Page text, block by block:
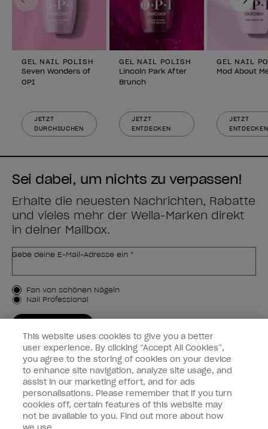
GEL NAIL POLISH
Seven Wonders of
OPI
JETZT
DURCHSUCHEN
GEL NAIL POLISH
Lincoln Park After
Brunch
JETZT
ENTDECKEN
GEL NAIL
Mod About
JETZT
ENTDECKEN
Sei dabei, um nichts zu verpassen!
Erhalte die neuesten Nachrichten, Rabatte
und vieles mehr der Wella-Marken direkt
in deiner Mailbox.
Gebe deine E-Mail-Adresse ein *
Kundenart
Fan von schönen Nägeln
Nail Professional
Kundeninformationen
Vernetzen
This website uses cookies to give you a better
user experience. By clicking “Accept All Cookies”,
you agree to the storing of cookies on your device
to enhance site navigation, analyze site usage, and
assist in our marketing effort, and for ads
personalisations. Please remember that if you turn
cookies off, certain features of this website may
not be available to you. Find out more about how